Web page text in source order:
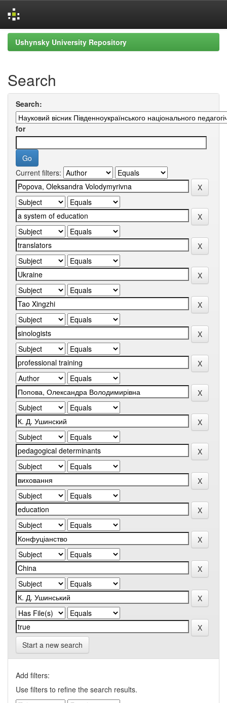
Skip
navigation
Ushynsky University Repository
Search
Search:
for
Current filters:
Start a new search
Add filters:
Use filters to refine the search results.